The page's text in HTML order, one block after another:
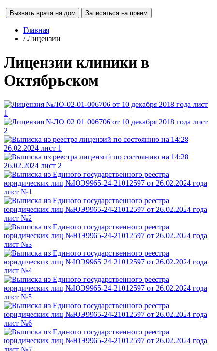
Вызвать врача на дом Записаться на прием
Главная
/ Лицензии
Лицензии клиники в
Октябрьском